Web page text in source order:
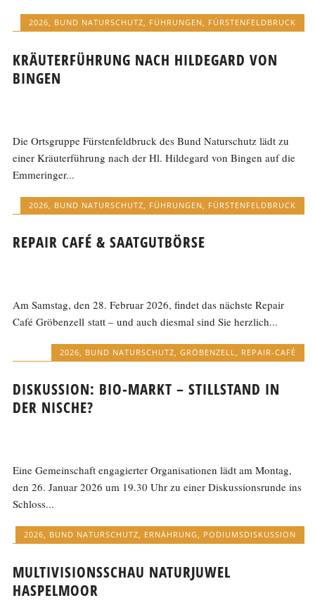
2026, BUND NATURSCHUTZ, FÜHRUNGEN, FÜRSTENFELDBRUCK
KRÄUTERFÜHRUNG NACH HILDEGARD VON
BINGEN
Die Ortsgruppe Fürstenfeldbruck des Bund Naturschutz lädt zu
einer Kräuterführung nach der Hl. Hildegard von Bingen auf die
Emmeringer...
2026 BUND NATURSCHUTZ FÜHRUNGEN FÜRSTENFELDBRUCK
REPAIR CAFÉ & SAATGUTBÖRSE
Am Samstag, den 28. Februar 2026, findet das nächste Repair
Café Gröbenzell statt – und auch diesmal sind Sie herzlich...
2026 BUND NATURSCHUTZ GRÖBENZELL REPAIR-CAFÉ
DISKUSSION: BIO-MARKT – STILLSTAND IN
DER NISCHE?
Eine Gemeinschaft engagierter Organisationen lädt am Montag,
den 26. Januar 2026 um 19.30 Uhr zu einer Diskussionsrunde ins
Schloss...
2026, BUND NATURSCHUTZ, ERNÄHRUNG, PODIUMSDISKUSSION
MULTIVISIONSSCHAU NATURJUWEL
HASPELMOOR